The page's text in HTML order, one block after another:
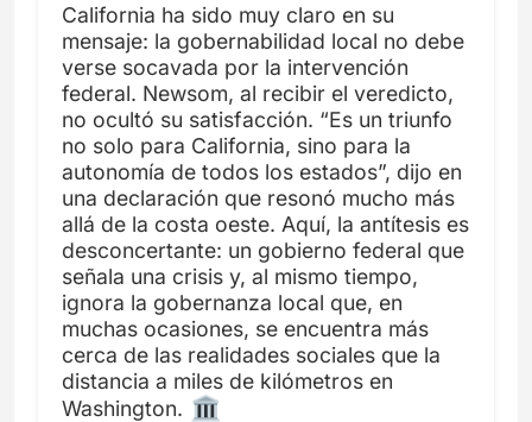
California ha sido muy claro en su
mensaje: la gobernabilidad local no debe
verse socavada por la intervención
federal. Newsom, al recibir el veredicto,
no ocultó su satisfacción. “Es un triunfo
no solo para California, sino para la
autonomía de todos los estados”, dijo en
una declaración que resonó mucho más
allá de la costa oeste. Aquí, la antítesis es
desconcertante: un gobierno federal que
señala una crisis y, al mismo tiempo,
ignora la gobernanza local que, en
muchas ocasiones, se encuentra más
cerca de las realidades sociales que la
distancia a miles de kilómetros en
Washington.